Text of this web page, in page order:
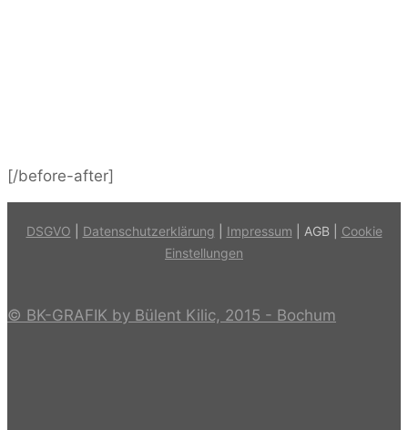
[/before-after]
DSGVO Datenschutzerklärung Impressum | AGB | Cookie
Einstellungen
© BK-GRAFIK by Bülent Kilic, 2015 - Bochum